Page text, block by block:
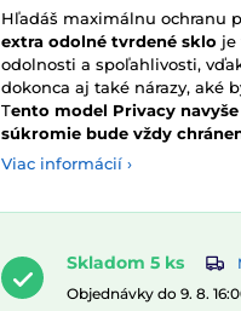
Hľadáš maximálnu ochranu
extra odolné tvrdené sklo je
odolnosti a spoľahlivosti,
dokonca aj také nárazy, aké
Tento model Privacy
súkromie bude vždy
Viac informácií ›
Skladom 5 ks
Objednávky do 9. 8.